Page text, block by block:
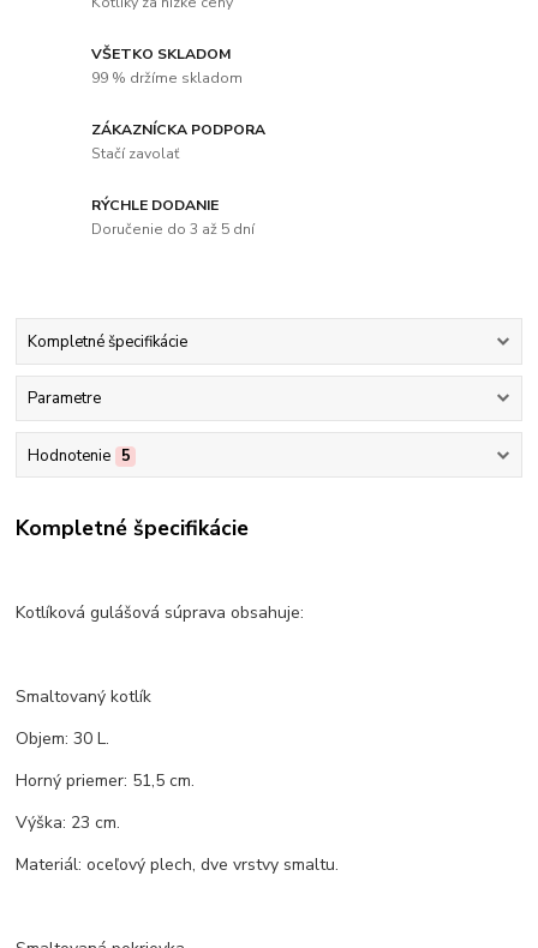
VŠETKO SKLADOM
99 % držíme skladom
ZÁKAZNÍCKA PODPORA
Stačí zavolať
RÝCHLE DODANIE
Doručenie do 3 až 5 dní
Kompletné špecifikácie
Parametre
Hodnotenie 5
Kompletné špecifikácie
Kotlíková gulášová súprava obsahuje:
Smaltovaný kotlík
Objem: 30 L.
Horný priemer: 51,5 cm.
Výška: 23 cm.
Materiál: oceľový plech, dve vrstvy smaltu.